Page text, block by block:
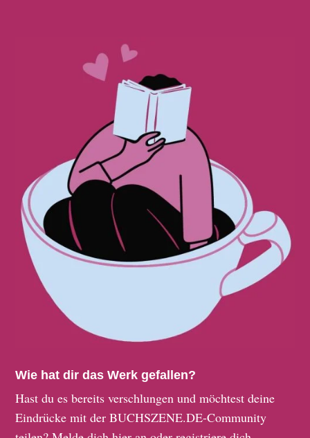
Wie hat dir das Werk gefallen?
Hast du es bereits verschlungen und möchtest deine
Eindrücke mit der BUCHSZENE.DE-Community